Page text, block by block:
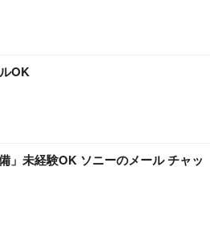
OK
」未経験OK ソニーのメール チャッ